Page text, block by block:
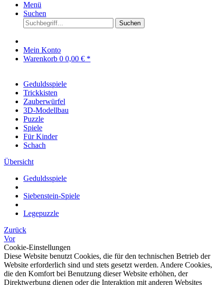
Menü
Suchen
Suchen
Mein Konto
Warenkorb 0 0,00 € *
Geduldsspiele
Trickkisten
Zauberwürfel
3D-Modellbau
Puzzle
Spiele
Für Kinder
Schach
Übersicht
Geduldsspiele
Siebenstein-Spiele
Legepuzzle
Zurück
Vor
Cookie-Einstellungen
Diese Website benutzt Cookies, die für den technischen Betrieb der
Website erforderlich sind und stets gesetzt werden. Andere Cookies,
die den Komfort bei Benutzung dieser Website erhöhen, der
Direktwerbung dienen oder die Interaktion mit anderen Websites